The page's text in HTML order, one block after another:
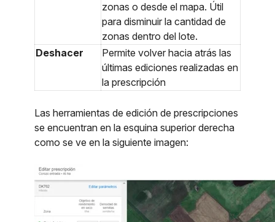
zonas o desde el mapa. Útil
para disminuir la cantidad de
zonas dentro del lote.
Deshacer
Permite volver hacia atrás las
últimas ediciones realizadas en
la prescripción
Las herramientas de edición de prescripciones
se encuentran en la esquina superior derecha
como se ve en la siguiente imagen: